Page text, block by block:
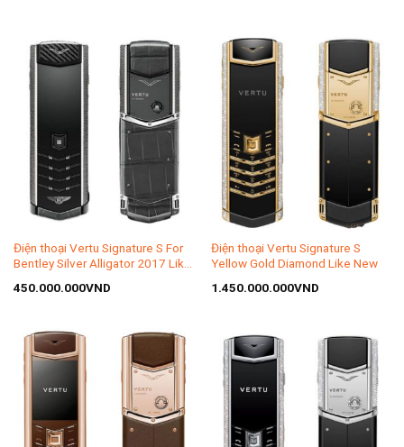
Điện thoại Vertu Signature S For
Bentley Silver Alligator 2017 Like
450.000.000VND
Điện thoại Vertu Signature S
Yellow Gold Diamond Like New
1.450.000.000VND